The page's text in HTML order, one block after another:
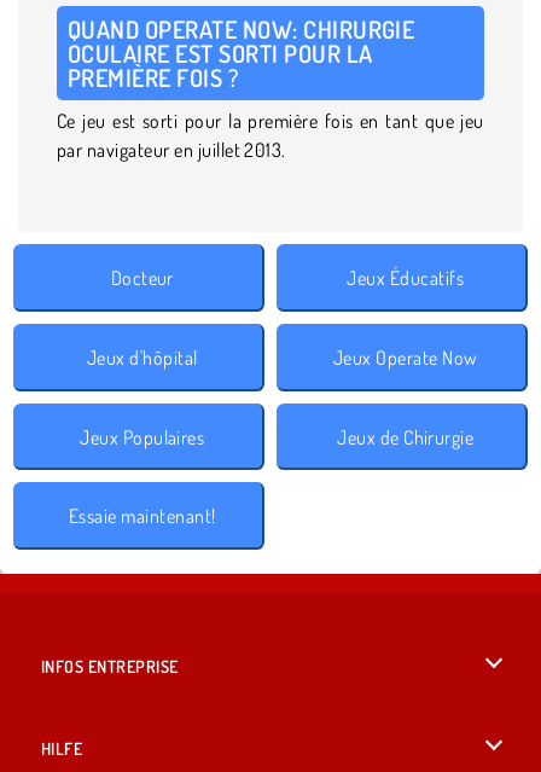
QUAND OPERATE NOW: CHIRURGIE
OCULAIRE EST SORTI POUR LA
PREMIÈRE FOIS ?
Ce jeu est sorti pour la première fois en tant que jeu
par navigateur en juillet 2013.
Docteur Jeux Éducatifs
Jeux d'hôpital Jeux Operate Now
Jeux Populaires Jeux de Chirurgie
Essaie maintenant!
INFOS ENTREPRISE
HILFE